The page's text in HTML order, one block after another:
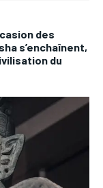
des
s’enchaînent,
du